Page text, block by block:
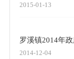
2015-01-13
罗溪镇2014年
2014-12-04